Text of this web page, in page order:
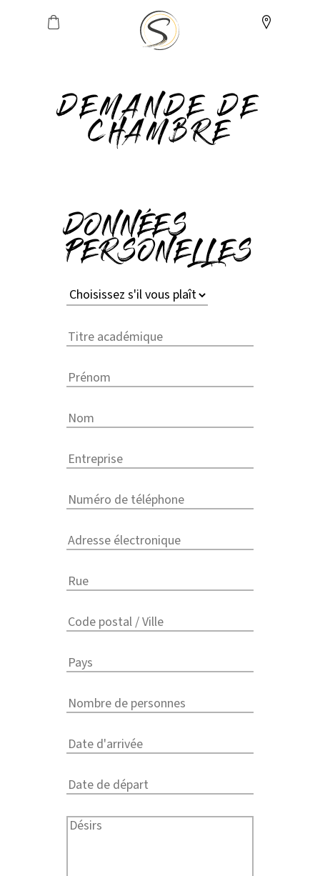
DEMANDE DE
CHAMBRE
DONNÉES
PERSONELLES
ACTUEL
Tout a été enlevé avec des machines lourdes.
bordures sont déjà en place et les dalles sont